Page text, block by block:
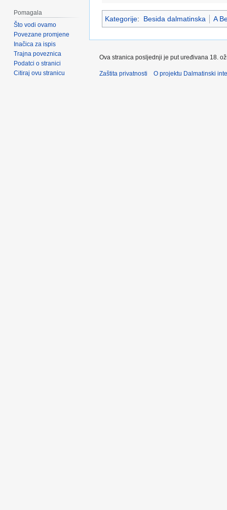
Kategorije: Besida dalmatinska A
Pomagala
Što vodi ovamo
Povezane promjene
Inačica za ispis
Trajna poveznica
Podatci o stranici
Citiraj ovu stranicu
Ova stranica posljednji je put uređivana 18.
Zaštita privatnosti O projektu Dalmatinski